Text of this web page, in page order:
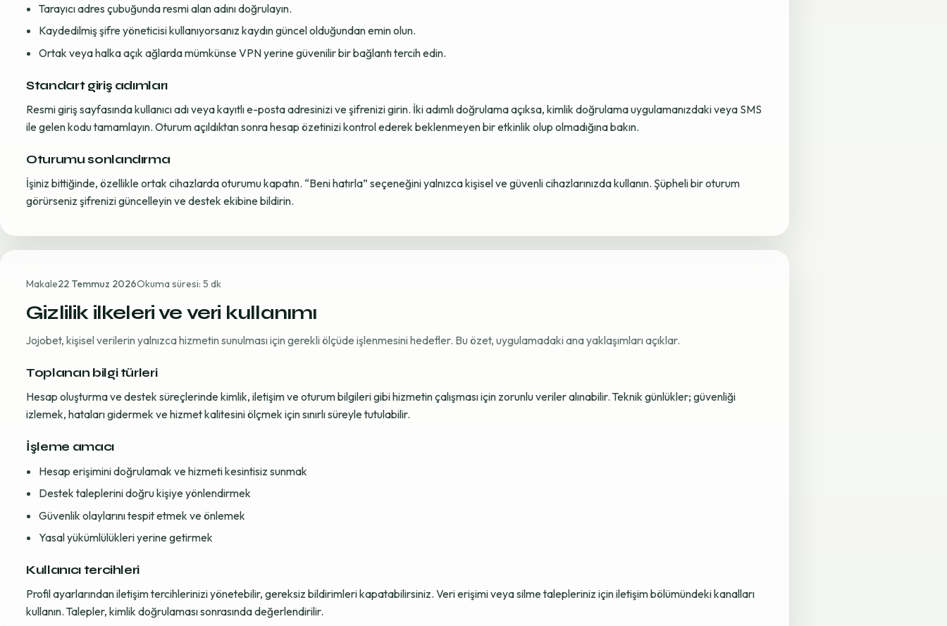
Tarayıcı adres çubuğunda resmi alan adını doğrulayın.
Kaydedilmiş şifre yöneticisi kullanıyorsanız kaydın güncel olduğundan emin olun.
Ortak veya halka açık ağlarda mümkünse VPN yerine güvenilir bir bağlantı tercih edin.
Standart giriş adımları
Resmi giriş sayfasında kullanıcı adı veya kayıtlı e-posta adresinizi ve şifrenizi girin. İki adımlı doğrulama açıksa, kimlik doğrulama uygulamanızdaki veya SMS
ile gelen kodu tamamlayın. Oturum açıldıktan sonra hesap özetinizi kontrol ederek beklenmeyen bir etkinlik olup olmadığına bakın.
Oturumu sonlandırma
İşiniz bittiğinde, özellikle ortak cihazlarda oturumu kapatın. “Beni hatırla” seçeneğini yalnızca kişisel ve güvenli cihazlarınızda kullanın. Şüpheli bir oturum
görürseniz şifrenizi güncelleyin ve destek ekibine bildirin.
Makale22 Temmuz 2026Okuma süresi: 5 dk
Gizlilik ilkeleri ve veri kullanımı
Jojobet, kişisel verilerin yalnızca hizmetin sunulması için gerekli ölçüde işlenmesini hedefler. Bu özet, uygulamadaki ana yaklaşımları açıklar.
Toplanan bilgi türleri
Hesap oluşturma ve destek süreçlerinde kimlik, iletişim ve oturum bilgileri gibi hizmetin çalışması için zorunlu veriler alınabilir. Teknik günlükler; güvenliği
izlemek, hataları gidermek ve hizmet kalitesini ölçmek için sınırlı süreyle tutulabilir.
İşleme amacı
Hesap erişimini doğrulamak ve hizmeti kesintisiz sunmak
Destek taleplerini doğru kişiye yönlendirmek
Güvenlik olaylarını tespit etmek ve önlemek
Yasal yükümlülükleri yerine getirmek
Kullanıcı tercihleri
Profil ayarlarından iletişim tercihlerinizi yönetebilir, gereksiz bildirimleri kapatabilirsiniz. Veri erişimi veya silme talepleriniz için iletişim bölümündeki kanalları
kullanın. Talepler, kimlik doğrulaması sonrasında değerlendirilir.